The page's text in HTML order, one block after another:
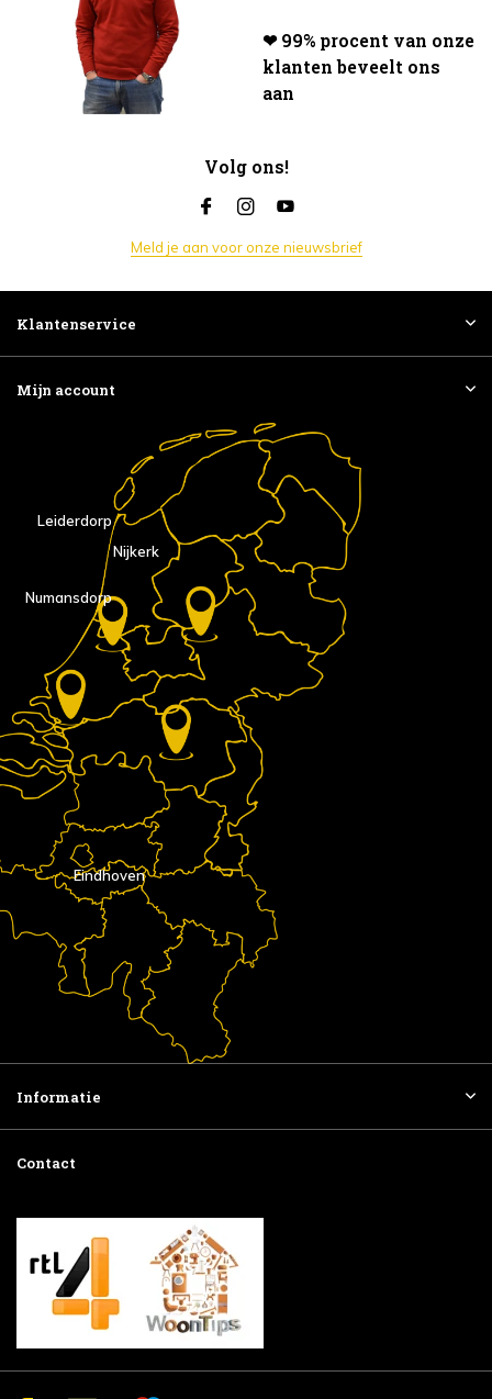
❤ 99% procent van onze
klanten beveelt ons
aan
Volg ons!
Meld je aan voor onze nieuwsbrief
Klantenservice
Mijn account
Eindhoven
Nijkerk
Numansdorp
Leiderdorp
Informatie
Contact